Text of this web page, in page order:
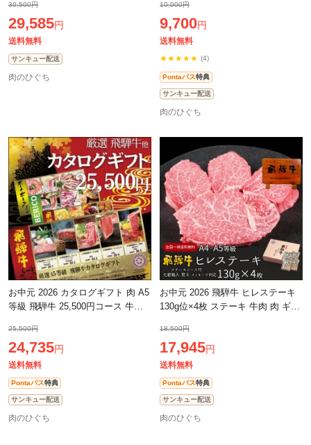
次会 ゴルフ コンペ コンペ景品
30,500円
29,585円
送料無料
サンキュー配送
肉のひぐち
箱入 黒毛和牛 御祝 御礼 のし
10,000円
9,700円
送料無料
★★★★★ (4)
Pontaパス特典
サンキュー配送
肉のひぐち
お中元 2026 カタログギフト 肉 A5
等級 飛騨牛 25,500円コース 牛肉
25,500円
24,735円
送料無料
Pontaパス特典
サンキュー配送
肉のひぐち
お中元 2026 飛騨牛 ヒレステーキ
130g位×4枚 ステーキ 牛肉 肉 ギフ
18,500円
17,945円
送料無料
Pontaパス特典
サンキュー配送
肉のひぐち